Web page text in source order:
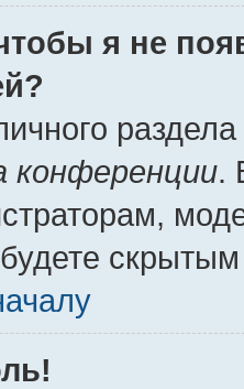
я не
конференции.